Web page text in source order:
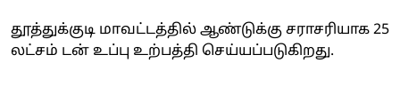
தூத்துக்குடி மாவட்டத்தில் ஆண்டுக்கு சராசரியாக 25
லட்சம் டன் உப்பு உற்பத்தி செய்யப்படுகிறது.